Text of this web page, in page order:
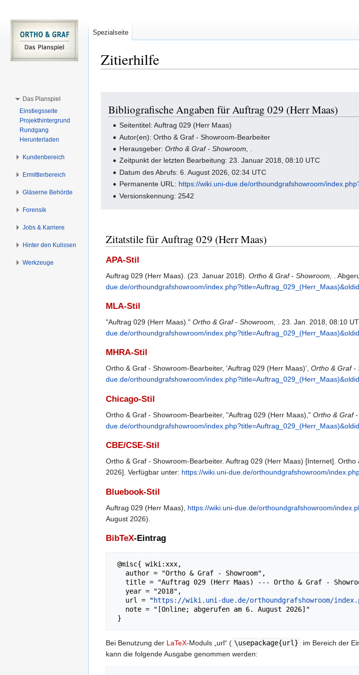
Zitierhilfe
Navigation
springen
Suche
springen
Bibliografische Angaben für Auftrag 029 (Herr Maas)
Seitentitel: Auftrag 029 (Herr Maas)
Autor(en): Ortho & Graf - Showroom-Bearbeiter
Herausgeber:Ortho & Graf - Showroom,
Zeitpunkt der letzten Bearbeitung: 23. Januar 2018, 08:10 UTC
Datum des Abrufs: 6. August 2026, 02:34 UTC
Permanente URL: https://wiki.uni-due.de/orthoundgrafshowroom/
Versionskennung: 2542
Zitatstile für Auftrag 029 (Herr Maas)
APA-Stil
Auftrag 029 (Herr Maas). (23. Januar 2018). Ortho & Graf - Showroom, .
due.de/orthoundgrafshowroom/
MLA-Stil
"Auftrag 029 (Herr Maas)." Ortho & Graf - Showroom, . 23. Jan. 2018, 08:10
due.de/orthoundgrafshowroom/
MHRA-Stil
Ortho & Graf - Showroom-Bearbeiter, 'Auftrag 029 (Herr Maas)', Ortho & Graf -
due.de/orthoundgrafshowroom/
Chicago-Stil
Ortho & Graf - Showroom-Bearbeiter, "Auftrag 029 (Herr Maas)," Ortho & Graf -
due.de/orthoundgrafshowroom/
CBE/CSE-Stil
Ortho & Graf - Showroom-Bearbeiter. Auftrag 029 (Herr Maas) [Internet].
2026]. Verfügbar unter: https://wiki.uni-due.de/orthoundgrafshowroom/
Bluebook-Stil
Auftrag 029 (Herr Maas), https://wiki.uni-due.de/orthoundgrafshowroom/
August 2026).
BibTeX-Eintrag
   url = "
https://wiki.uni-due.de/orthoundgrafshowroom/
Bei Benutzung der LaTeX-Moduls „url“ ( \usepackage{url}
im Bereich der
kann die folgende Ausgabe genommen werden:
Spezialseite
Das Planspiel
Einstiegsseite
Projekthintergrund
Rundgang
Herunterladen
Kundenbereich
Ermittlerbereich
Gläserne Behörde
Forensik
Jobs & Karriere
Hinter den Kulissen
Werkzeuge